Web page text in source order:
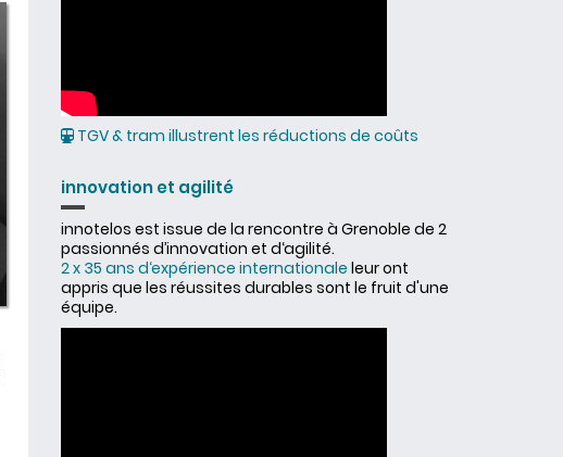
TGV & tram illustrent les réductions de coûts
innovation et agilité
innotelos est issue de la rencontre à Grenoble de 2
passionnés d’innovation et d‘agilité.
2 x 35 ans d‘expérience internationale leur ont
appris que les réussites durables sont le fruit d'une
équipe.